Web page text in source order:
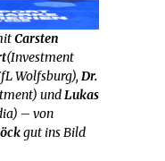
Carsten
(Investment
Wolfsburg), Dr.
undLukas
– von
gut ins Bild